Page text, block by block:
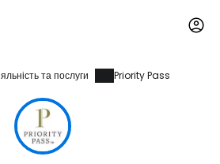
та послуги Priority Pass
до Cestee
спільнота